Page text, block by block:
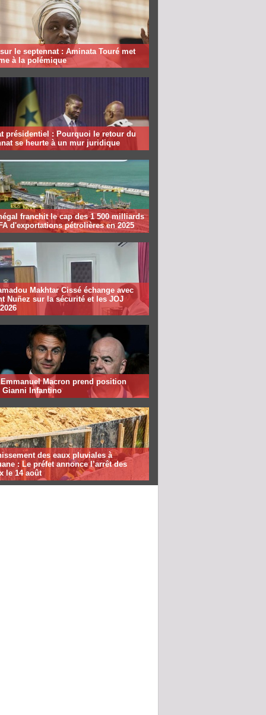
le septennat : Aminata Touré met
à la polémique
présidentiel : Pourquoi le retour du
se heurte à un mur juridique
franchit le cap des 1 500 milliards
d'exportations pétrolières en 2025
Makhtar Cissé échange avec
Nuñez sur la sécurité et les JOJ
Emmanuel Macron prend position
Gianni Infantino
des eaux pluviales à
: Le préfet annonce l’arrêt des
le 14 août